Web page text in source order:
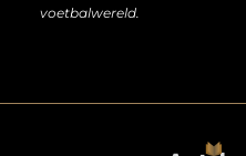
voetbalwereld.